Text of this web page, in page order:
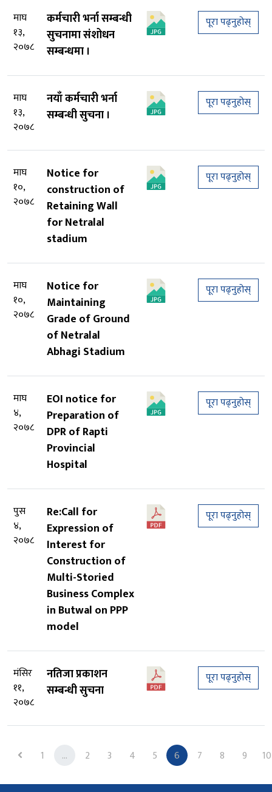
माघ
१३,
२०७८
कर्मचारी भर्ना सम्बन्धी
सुचनामा संशोधन
सम्बन्धमा ।
पूरा पढ्नुहोस्
माघ
१३,
२०७८
नयाँ कर्मचारी भर्ना
सम्बन्धी सुचना ।
पूरा पढ्नुहोस्
माघ
१०,
२०७८
Notice for
construction of
Retaining Wall
for Netralal
stadium
पूरा पढ्नुहोस्
माघ
१०,
२०७८
Notice for
Maintaining
Grade of Ground
of Netralal
Abhagi Stadium
पूरा पढ्नुहोस्
माघ
४,
२०७८
EOI notice for
Preparation of
DPR of Rapti
Provincial
Hospital
पूरा पढ्नुहोस्
पुस
४,
२०७८
Re:Call for
Expression of
Interest for
Construction of
Multi-Storied
Business Complex
in Butwal on PPP
model
पूरा पढ्नुहोस्
मंसिर
११,
२०७८
नतिजा प्रकाशन
सम्बन्धी सुचना
पूरा पढ्नुहोस्
Previous
1 ... 2 3 4 5 6 7 8 9 10